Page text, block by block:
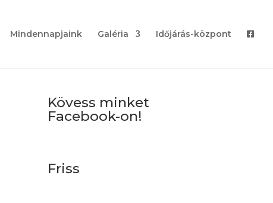
Mindennapjaink Galéria Időjárás-központ
Kövess minket
Facebook-on!
Friss